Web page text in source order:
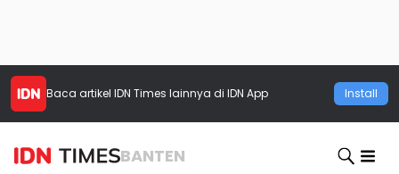
Baca artikel IDN Times lainnya di IDN App Install
BANTEN